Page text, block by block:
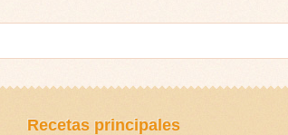
Recetas principales